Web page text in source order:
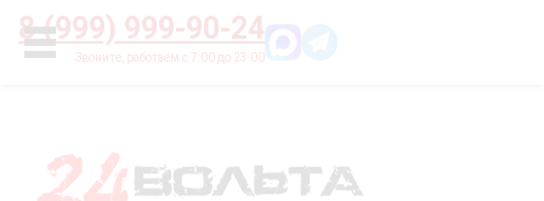
8 (999) 999-90-24
УСЛУГИ
Главная О нас Цены